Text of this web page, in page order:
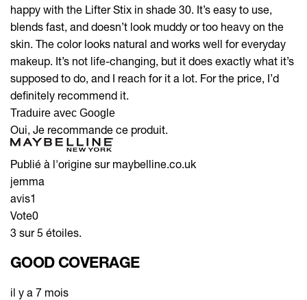
happy with the Lifter Stix in shade 30. It’s easy to use,
blends fast, and doesn’t look muddy or too heavy on the
skin. The color looks natural and works well for everyday
makeup. It’s not life-changing, but it does exactly what it’s
supposed to do, and I reach for it a lot. For the price, I’d
definitely recommend it.
Traduire avec Google
Oui, Je recommande ce produit.
Publié à l'origine sur maybelline.co.uk
jemma
avis1
Vote0
3 sur 5 étoiles.
GOOD COVERAGE
il y a 7 mois